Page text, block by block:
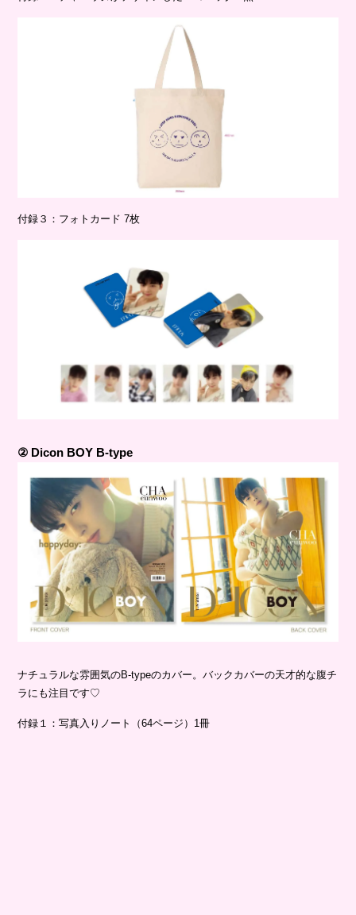
付録３：フォトカード 7枚
② Dicon BOY B-type
ナチュラルな雰囲気のB-typeのカバー。バックカバーの天才的な腹チ
ラにも注目です♡
付録１：写真入りノート（64ページ）1冊